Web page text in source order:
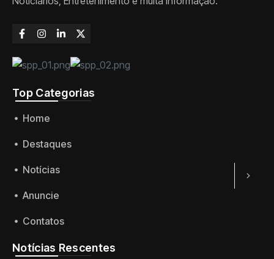
Top Categorias
Home
Destaques
Notícias
Anuncie
Contatos
Notícias Rescentes